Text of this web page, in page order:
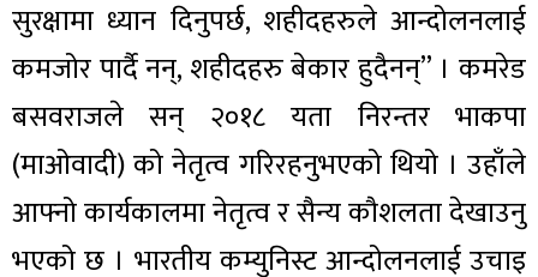
सुरक्षामा ध्यान दिनुपर्छ, शहीदहरुले आन्दोलनलाई
कमजोर पार्दै नन्, शहीदहरु बेकार हुदैनन्‌” । कमरेड
बसवराजले सन् २०१८ यता निरन्तर भाकपा
(माओवादी) को नेतृत्व गरिरहनुभएको थियो । उहाँले
आफ्नो कार्यकालमा नेतृत्व र सैन्य कौशलता देखाउनु
भएको छ । भारतीय कम्युनिस्ट आन्दोलनलाई उचाइ